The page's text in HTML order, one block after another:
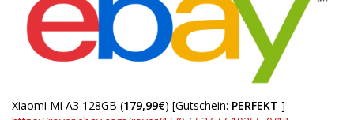
Xiaomi Mi A3 128GB (179,99€) [Gutschein: PERFEKT ]